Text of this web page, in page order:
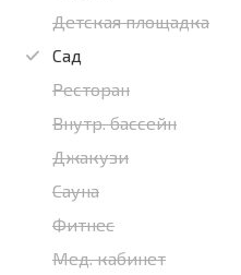
Детская площадка
Сад
Ресторан
Внутр. бассейн
Джакузи
Сауна
Фитнес
Мед. кабинет